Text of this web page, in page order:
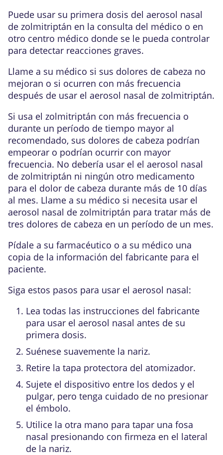
Puede usar su primera dosis del aerosol nasal
de zolmitriptán en la consulta del médico o en
otro centro médico donde se le pueda controlar
para detectar reacciones graves.
Llame a su médico si sus dolores de cabeza no
mejoran o si ocurren con más frecuencia
después de usar el aerosol nasal de zolmitriptán.
Si usa el zolmitriptán con más frecuencia o
durante un período de tiempo mayor al
recomendado, sus dolores de cabeza podrían
empeorar o podrían ocurrir con mayor
frecuencia. No debería usar el el aerosol nasal
de zolmitriptán ni ningún otro medicamento
para el dolor de cabeza durante más de 10 días
al mes. Llame a su médico si necesita usar el
aerosol nasal de zolmitriptán para tratar más de
tres dolores de cabeza en un período de un mes.
Pídale a su farmacéutico o a su médico una
copia de la información del fabricante para el
paciente.
Siga estos pasos para usar el aerosol nasal:
Lea todas las instrucciones del fabricante
para usar el aerosol nasal antes de su
primera dosis.
Suénese suavemente la nariz.
Retire la tapa protectora del atomizador.
Sujete el dispositivo entre los dedos y el
pulgar, pero tenga cuidado de no presionar
el émbolo.
Utilice la otra mano para tapar una fosa
nasal presionando con firmeza en el lateral
de la nariz.